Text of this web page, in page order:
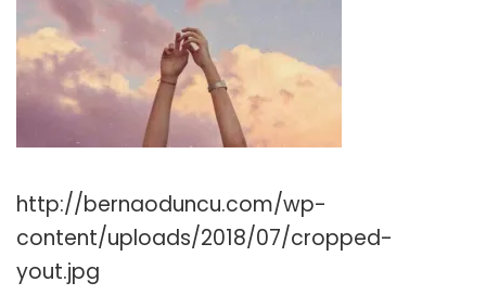
http://bernaoduncu.com/wp-
content/uploads/2018/07/cropped-
yout.jpg